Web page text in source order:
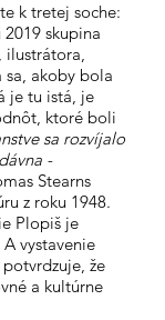
k tretej soche:
skupina
ilustrátora,
sa, akoby bola
je tu istá, je
ktoré boli
sa rozvíjalo
-
Stearns
z roku 1948.
Plopiš je
vystavenie
že
a kultúrne